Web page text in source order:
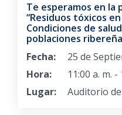
Te esperamos en la
“Residuos tóxicos
Condiciones de
poblaciones
Fecha:
25 de
Hora:
11:00 a. m. -
Lugar:
Auditorio de